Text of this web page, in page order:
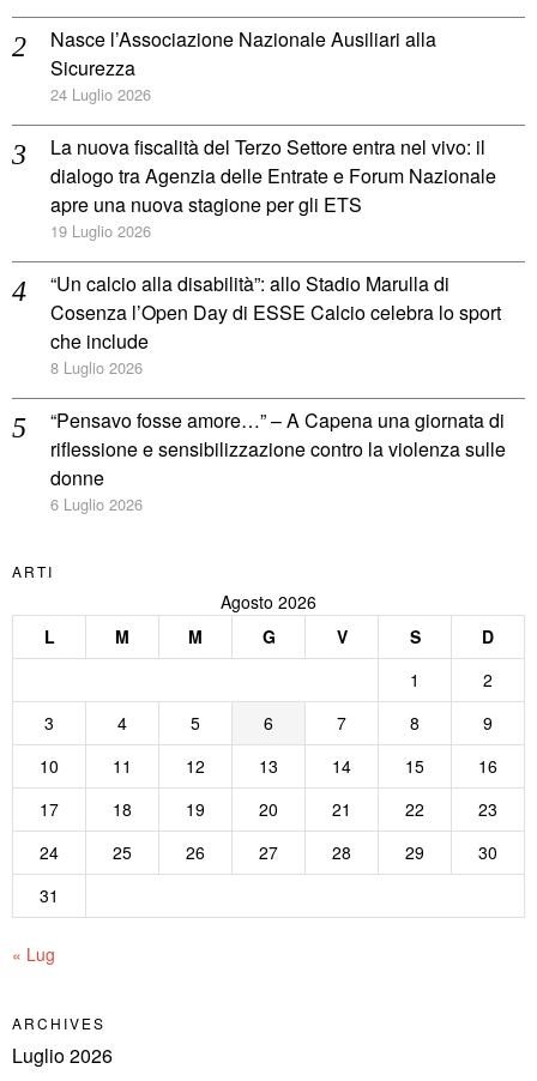
Nasce l’Associazione Nazionale Ausiliari alla
Sicurezza
24 Luglio 2026
La nuova fiscalità del Terzo Settore entra nel vivo: il
dialogo tra Agenzia delle Entrate e Forum Nazionale
apre una nuova stagione per gli ETS
19 Luglio 2026
“Un calcio alla disabilità”: allo Stadio Marulla di
Cosenza l’Open Day di ESSE Calcio celebra lo sport
che include
8 Luglio 2026
“Pensavo fosse amore…” – A Capena una giornata di
riflessione e sensibilizzazione contro la violenza sulle
donne
6 Luglio 2026
ARTI
Agosto 2026
L
M M G V S
D
1
2
3
4 5 6 7 8
9
10
11 12 13 14 15
16
17
18 19 20 21 22
23
24
25 26 27 28 29
30
31
« Lug
ARCHIVES
Luglio 2026